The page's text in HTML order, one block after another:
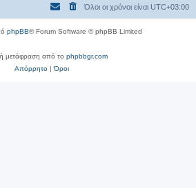
Όλοι οι χρόνοι είναι UTC+03:00
phpBB® Forum Software © phpBB Limited
μετάφραση από το phpbbgr.com
Απόρρητο|Όροι